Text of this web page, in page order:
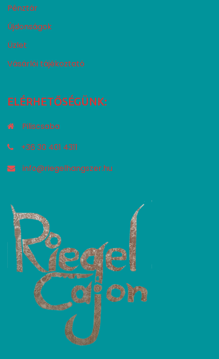
Pénztár
Újdonságok
Üzlet
Vásárlói tájékoztató
ELÉRHETŐSÉGÜNK:
Piliscsaba
+36 30 401 4311
info@riegelhangszer.hu